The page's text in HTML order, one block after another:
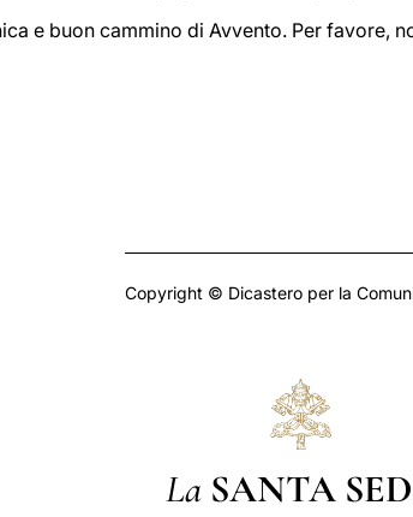
e buon cammino di Avvento. Per favore,
Copyright © Dicastero per la
La SANTA